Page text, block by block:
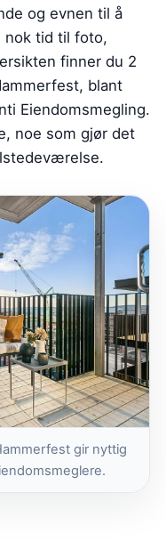
og evnen til å
nok tid til foto,
finner du 2
blant
Eiendomsmegling.
noe som gjør det
gir nyttig